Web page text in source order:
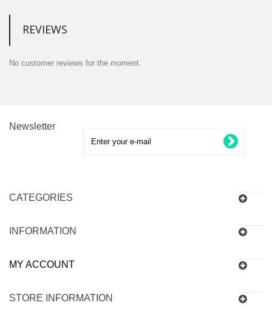
REVIEWS
No customer reviews for the moment.
Newsletter
CATEGORIES
INFORMATION
MY ACCOUNT
STORE INFORMATION